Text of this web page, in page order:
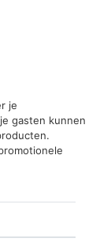
je
gasten kunnen